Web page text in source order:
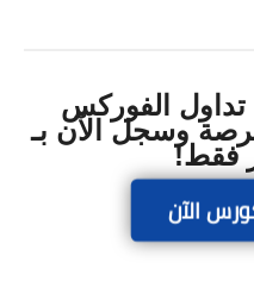
الفوركس
وسجل الآن بـ
الآن